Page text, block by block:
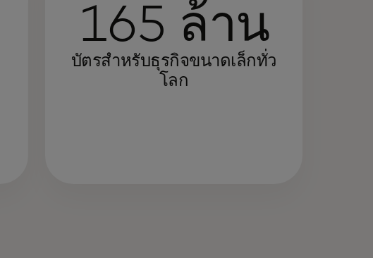
165 ล้าน
บัตรสำหรับธุรกิจขนาดเล็กทั่ว
โลก